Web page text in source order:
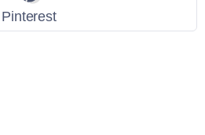
Pinterest